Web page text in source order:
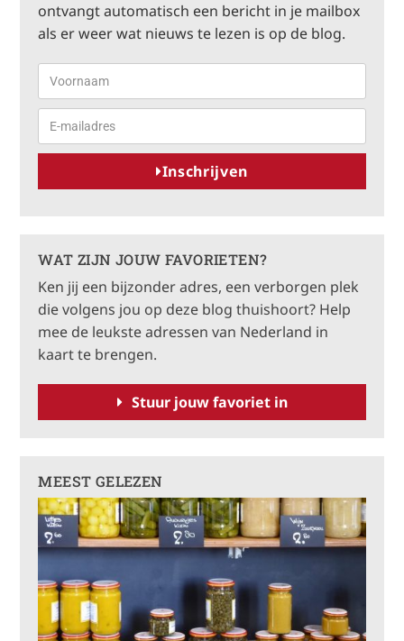
ontvangt automatisch een bericht in je mailbox
als er weer wat nieuws te lezen is op de blog.
Inschrijven
t
e
a
WAT ZIJN JOUW FAVORIETEN?
Ken jij een bijzonder adres, een verborgen plek
die volgens jou op deze blog thuishoort? Help
mee de leukste adressen van Nederland in
kaart te brengen.
Stuur jouw favoriet in
MEEST GELEZEN